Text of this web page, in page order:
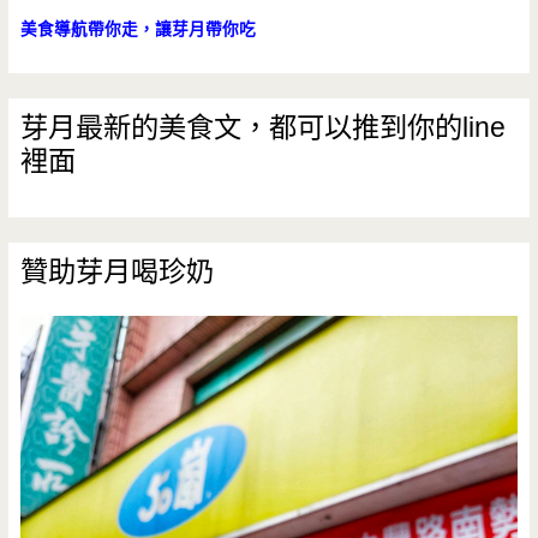
美食導航帶你走，讓芽月帶你吃
芽月最新的美食文，都可以推到你的line
裡面
贊助芽月喝珍奶